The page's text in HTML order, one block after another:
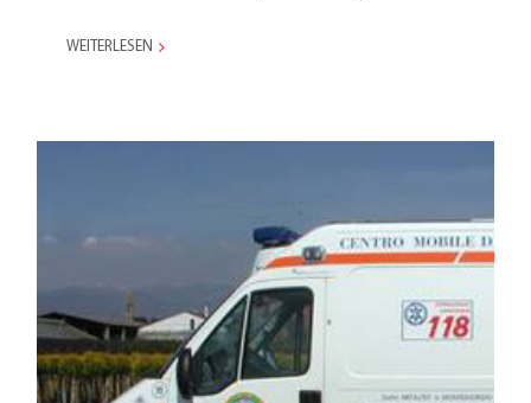
WEITERLESEN
Metaltex stiftet eine neue
Ambulanz